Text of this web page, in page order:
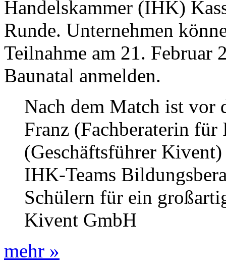
Handelskammer (IHK)
Runde. Unternehmen
Teilnahme am 21. Februar
Baunatal anmelden.
Nach dem Match ist vor
Franz (Fachberaterin
(Geschäftsführer
IHK-Teams
Schülern für ein
Kivent GmbH
mehr »